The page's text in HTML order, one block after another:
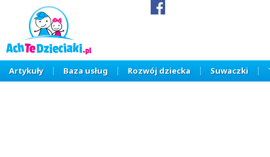
Artykuły Baza usług Rozwój dziecka Suwaczki